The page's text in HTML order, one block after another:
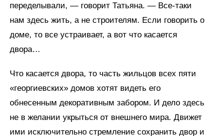
переделывали, — говорит Татьяна. — Все-таки
нам здесь жить, а не строителям. Если говорить о
доме, то все устраивает, а вот что касается
двора…
Что касается двора, то часть жильцов всех пяти
«георгиевских» домов хотят видеть его
обнесенным декоративным забором. И дело здесь
не в желании укрыться от внешнего мира. Движет
ими исключительно стремление сохранить двор и